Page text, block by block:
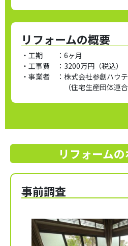
リフォームの概要
・工期 ： 6ヶ月
・工事費 ： 3200万円（税込）
・事業者 ： 株式会社参創ハウ
（住宅生産団体連合
リフォーム
事前調査